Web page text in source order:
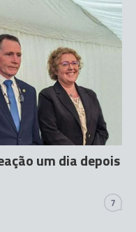
um dia depois
7